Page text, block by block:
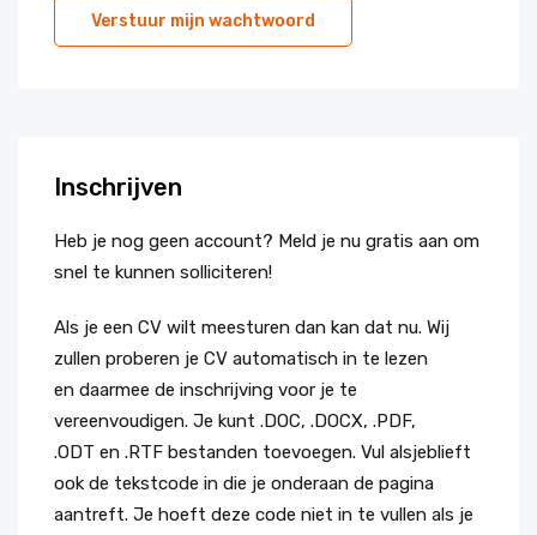
Inschrijven
Heb je nog geen account? Meld je nu gratis aan om
snel te kunnen solliciteren!
Als je een CV wilt meesturen dan kan dat nu. Wij
zullen proberen je CV automatisch in te lezen
en daarmee de inschrijving voor je te
vereenvoudigen. Je kunt .DOC, .DOCX, .PDF,
.ODT en .RTF bestanden toevoegen. Vul alsjeblieft
ook de tekstcode in die je onderaan de pagina
aantreft. Je hoeft deze code niet in te vullen als je